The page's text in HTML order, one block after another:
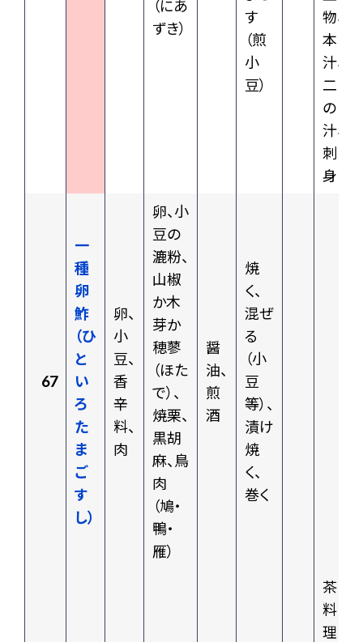
（にあ
ずき）
す
（煎
小
豆）
物、
本
汁、
二
の
汁、
刺
身
67
一
種
卵
鮓
（ひ
と
い
ろ
た
ま
ご
す
し）
卵、
小
豆、
香
辛
料、
肉
卵、小
豆の
漉粉、
山椒
か木
芽か
穂蓼
（ほた
で）、
焼栗、
黒胡
麻、鳥
肉
（鳩・
鴨・
雁）
醤
油、
煎
酒
焼
く、
混ぜ
る
（小
豆
等）、
漬け
焼
く、
巻く
茶
料
理